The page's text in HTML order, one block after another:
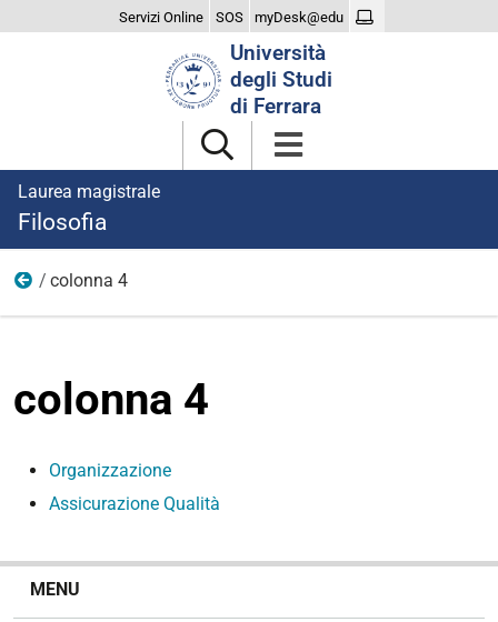
Servizi Online SOS myDesk@edu
Università
degli Studi
di Ferrara
Laurea magistrale
Filosofia
Corso
colonna 4
colonna 4
Organizzazione
Assicurazione Qualità
MENU